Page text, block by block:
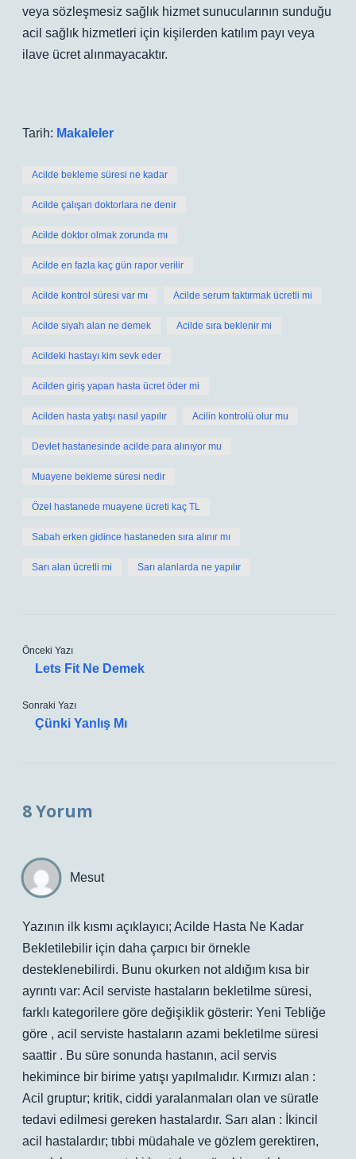
veya sözleşmesiz sağlık hizmet sunucularının sunduğu
acil sağlık hizmetleri için kişilerden katılım payı veya
ilave ücret alınmayacaktır.
Tarih: Makaleler
Acilde bekleme süresi ne kadar
Acilde çalışan doktorlara ne denir
Acilde doktor olmak zorunda mı
Acilde en fazla kaç gün rapor verilir
Acilde kontrol süresi var mı Acilde serum taktırmak ücretli mi
Acilde siyah alan ne demek Acilde sıra beklenir mi
Acildeki hastayı kim sevk eder
Acilden giriş yapan hasta ücret öder mi
Acilden hasta yatışı nasıl yapılır Acilin kontrolü olur mu
Devlet hastanesinde acilde para alınıyor mu
Muayene bekleme süresi nedir
Özel hastanede muayene ücreti kaç TL
Sabah erken gidince hastaneden sıra alınır mı
Sarı alan ücretli mi Sarı alanlarda ne yapılır
Önceki Yazı
Lets Fit Ne Demek
Sonraki Yazı
Çünki Yanlış Mı
8 Yorum
Mesut
Yazının ilk kısmı açıklayıcı; Acilde Hasta Ne Kadar
Bekletilebilir için daha çarpıcı bir örnekle
desteklenebilirdi. Bunu okurken not aldığım kısa bir
ayrıntı var: Acil serviste hastaların bekletilme süresi,
farklı kategorilere göre değişiklik gösterir: Yeni Tebliğe
göre , acil serviste hastaların azami bekletilme süresi
saattir . Bu süre sonunda hastanın, acil servis
hekimince bir birime yatışı yapılmalıdır. Kırmızı alan :
Acil gruptur; kritik, ciddi yaralanmaları olan ve süratle
tedavi edilmesi gereken hastalardır. Sarı alan : İkincil
acil hastalardır; tıbbi müdahale ve gözlem gerektiren,